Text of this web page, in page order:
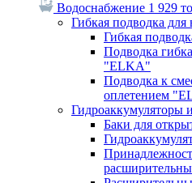
Водоснабжение 1 929
Гибкая подводка для
Гибкая
Подводка
"ELKA"
Подводка к
оплетением
Гидроаккумуляторы
Баки для